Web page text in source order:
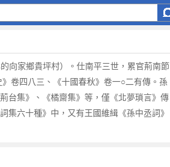
向家鄉貴坪村）。仕南平三世，累官荊南節
卷四八三、《十國春秋》卷一○二有傳。孫
台集》、《橘齋集》等，僅《北夢瑣言》傳
集六十種》中，又有王國維緝《孫中丞詞》